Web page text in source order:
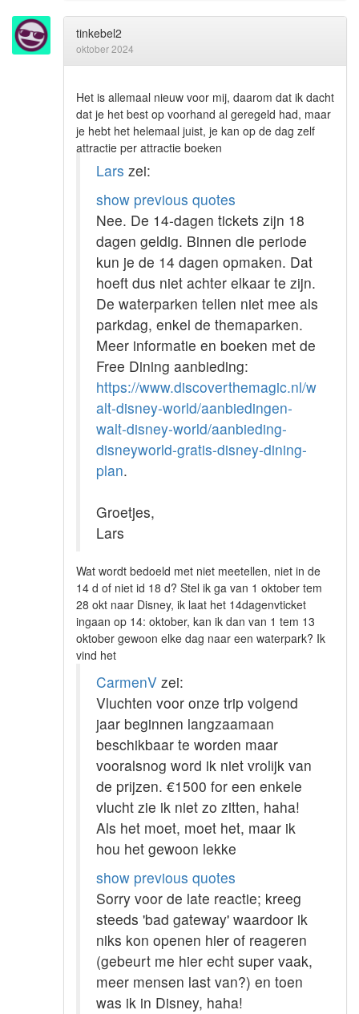
tinkebel2
oktober 2024
Het is allemaal nieuw voor mij, daarom dat ik dacht
dat je het best op voorhand al geregeld had, maar
je hebt het helemaal juist, je kan op de dag zelf
attractie per attractie boeken
Lars zei:
show previous quotes
Nee. De 14-dagen tickets zijn 18
dagen geldig. Binnen die periode
kun je de 14 dagen opmaken. Dat
hoeft dus niet achter elkaar te zijn.
De waterparken tellen niet mee als
parkdag, enkel de themaparken.
Meer informatie en boeken met de
Free Dining aanbieding:
https://www.discoverthemagic.nl/w
alt-disney-world/aanbiedingen-
walt-disney-world/aanbieding-
disneyworld-gratis-disney-dining-
plan.
Groetjes,
Lars
Wat wordt bedoeld met niet meetellen, niet in de
14 d of niet id 18 d? Stel ik ga van 1 oktober tem
28 okt naar Disney, ik laat het 14dagenvticket
ingaan op 14: oktober, kan ik dan van 1 tem 13
oktober gewoon elke dag naar een waterpark? Ik
vind het
CarmenV zei:
Vluchten voor onze trip volgend
jaar beginnen langzaamaan
beschikbaar te worden maar
vooralsnog word ik niet vrolijk van
de prijzen. €1500 for een enkele
vlucht zie ik niet zo zitten, haha!
Als het moet, moet het, maar ik
hou het gewoon lekke
show previous quotes
Sorry voor de late reactie; kreeg
steeds 'bad gateway' waardoor ik
niks kon openen hier of reageren
(gebeurt me hier echt super vaak,
meer mensen last van?) en toen
was ik in Disney, haha!